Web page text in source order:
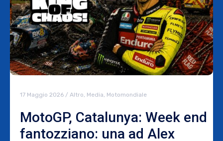
17 Maggio 2026 / Altro Media Motomondiale
MotoGP, Catalunya: Week end
fantozziano: una ad Alex